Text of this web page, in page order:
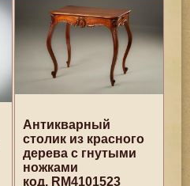
Антикварный
столик из красного
дерева с гнутыми
ножками
код. RM4101523